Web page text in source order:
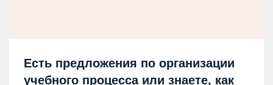
Есть предложения по организации
учебного процесса или знаете, как